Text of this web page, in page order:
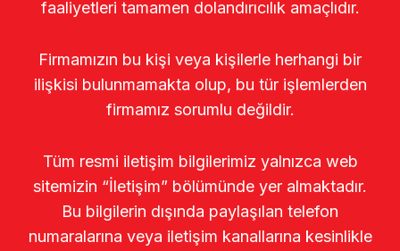
faaliyetleri tamamen dolandırıcılık amaçlıdır.
Firmamızın bu kişi veya kişilerle herhangi bir
ilişkisi bulunmamakta olup, bu tür işlemlerden
firmamız sorumlu değildir.
Tüm resmi iletişim bilgilerimiz yalnızca web
sitemizin “İletişim” bölümünde yer almaktadır.
Bu bilgilerin dışında paylaşılan telefon
numaralarına veya iletişim kanallarına kesinlikle